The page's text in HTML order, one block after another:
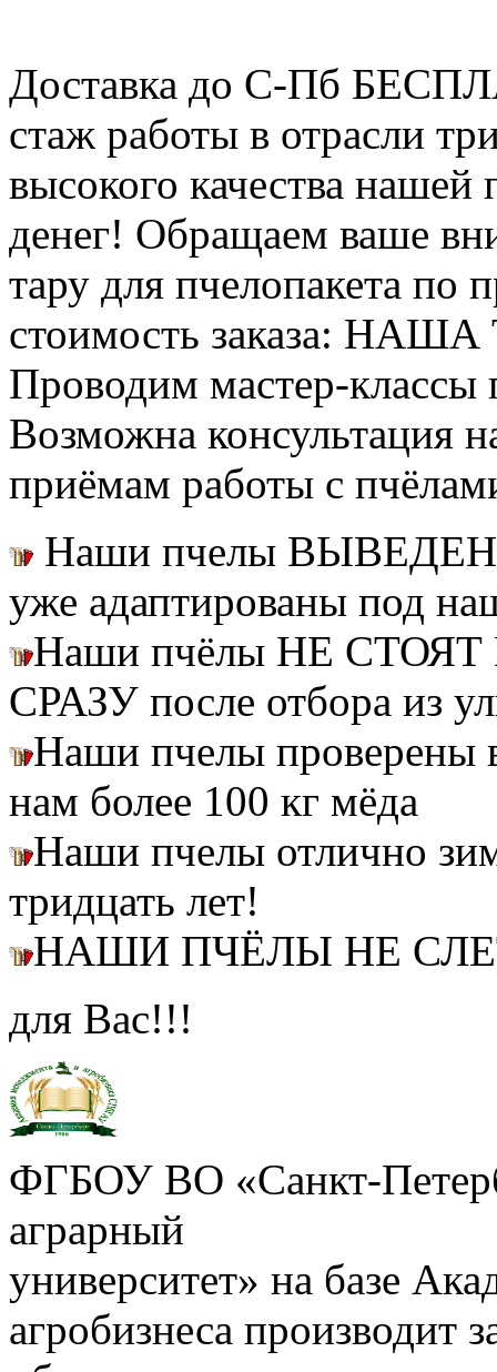
Доставка до С-Пб
стаж работы в отрасли
высокого качества
денег! Обращаем ваше
тару для пчелопакета по
стоимость заказа:
Проводим мастер-классы
Возможна консультация
приёмам работы с
Наши пчелы
уже адаптированы под
Наши пчёлы НЕ СТОЯТ
СРАЗУ после отбора из
Наши пчелы
нам более 100 кг мёда
Наши пчелы отлично
тридцать лет!
НАШИ ПЧЁЛЫ НЕ
для Вас!!!
ФГБОУ ВО «Санкт-
аграрный
университет» на базе
агробизнеса производит